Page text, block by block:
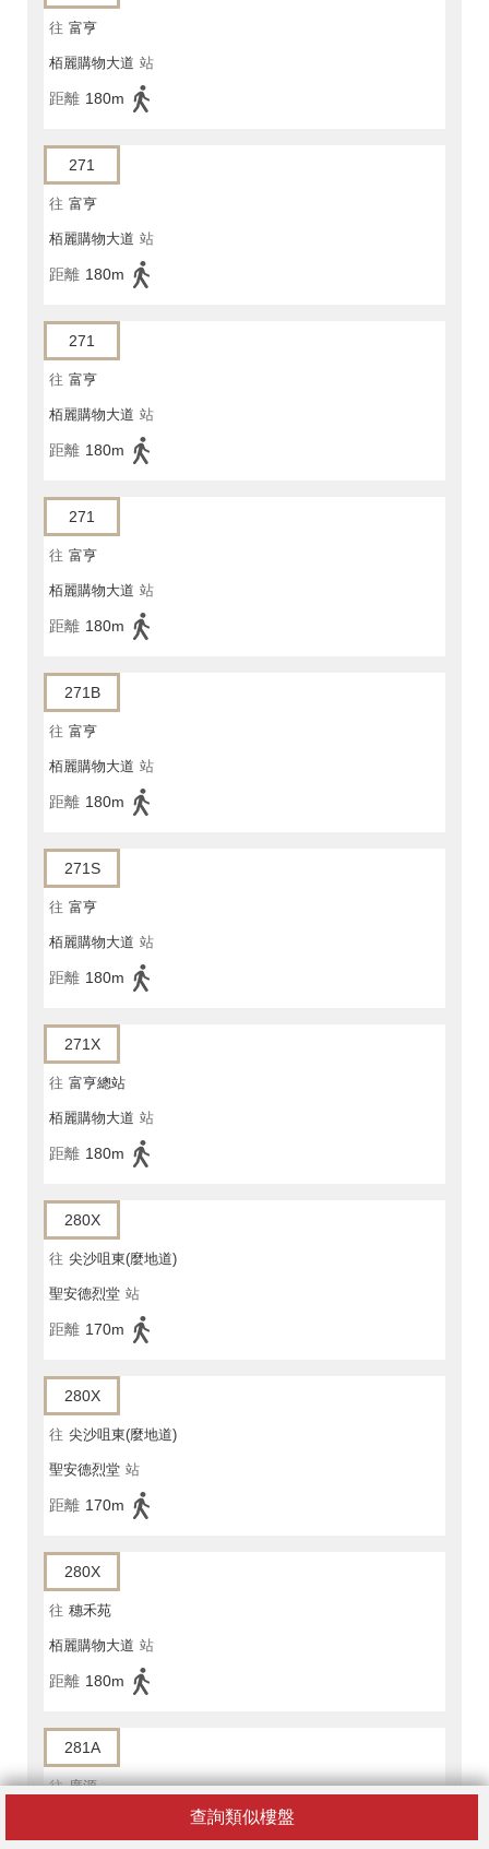
查詢類似樓盤
往 富亨
栢麗購物大道 站
距離 180m
271
往 富亨
栢麗購物大道 站
距離 180m
271
往 富亨
栢麗購物大道 站
距離 180m
271
往 富亨
栢麗購物大道 站
距離 180m
271B
往 富亨
栢麗購物大道 站
距離 180m
271S
往 富亨
栢麗購物大道 站
距離 180m
271X
往 富亨總站
栢麗購物大道 站
距離 180m
280X
往 尖沙咀東(麼地道)
聖安德烈堂 站
距離 170m
280X
往 尖沙咀東(麼地道)
聖安德烈堂 站
距離 170m
280X
往 穗禾苑
栢麗購物大道 站
距離 180m
281A
往 廣源